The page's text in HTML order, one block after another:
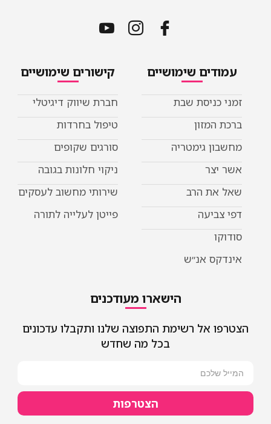
עמודים שימושיים
זמני כניסת שבת
ברכת המזון
מחשבון גימטריה
אשר יצר
שאל את הרב
דפי צביעה
סודוקו
אינדקס אנ״ש
קישורים שימושיים
חברת שיווק דיגיטלי
טיפול בחרדות
סורגים שקופים
ניקוי חלונות בגובה
שירותי מחשוב לעסקים
פייטן לעלייה לתורה
הישארו מעודכנים
הצטרפו אל רשימת התפוצה שלנו ותקבלו עדכונים
בכל מה שחדש
הצטרפות